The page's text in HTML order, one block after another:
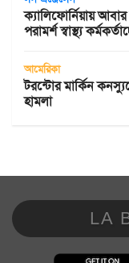
ক্যালিফোর্নিয়ায়
পরামর্শ স্বাস্থ্য
আমেরিকা
টরন্টোর মার্কিন
হামলা
LA